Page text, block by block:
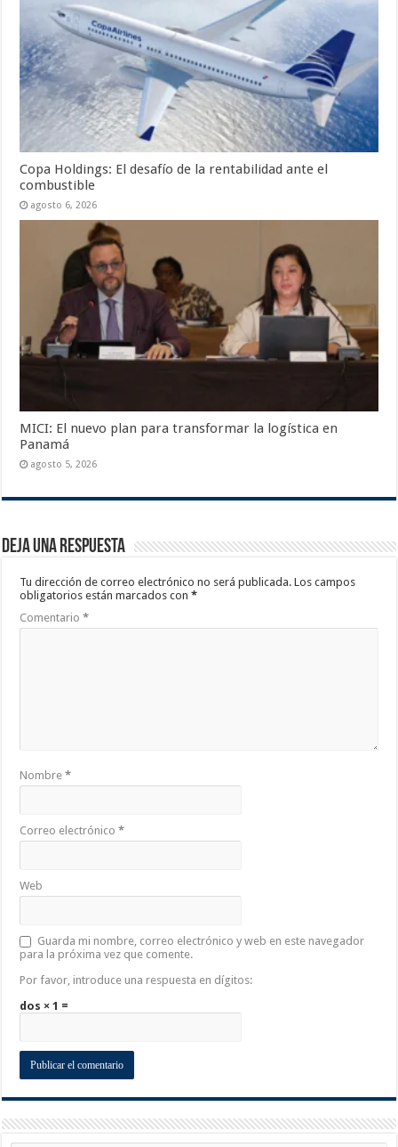
Copa Holdings: El desafío de la rentabilidad ante el
combustible
agosto 6, 2026
MICI: El nuevo plan para transformar la logística en
Panamá
agosto 5, 2026
Deja una respuesta
Tu dirección de correo electrónico no será publicada. Los campos
obligatorios están marcados con*
Comentario*
Nombre*
Correo electrónico*
Web
Guarda mi nombre, correo electrónico y web en este navegador
para la próxima vez que comente.
Por favor, introduce una respuesta en dígitos:
dos × 1 =